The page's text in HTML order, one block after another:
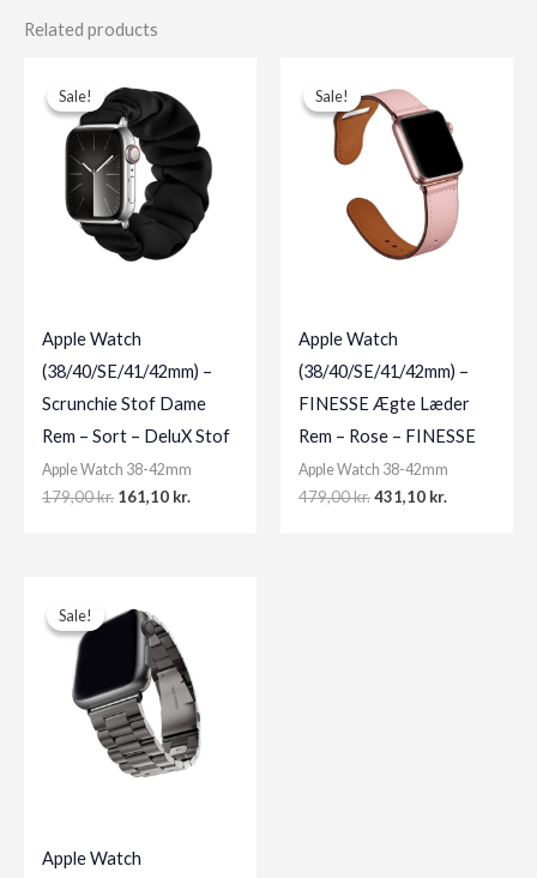
Related products
Sale!
Sale!
Apple Watch
(38/40/SE/41/42mm) –
Scrunchie Stof Dame
Rem – Sort – DeluX Stof
Apple Watch 38-42mm
179,00kr. Original
161,10 kr.
Sale!
Sale!
Apple Watch
(38/40/SE/41/42mm) –
FINESSE Ægte Læder
Rem – Rose – FINESSE
Apple Watch 38-42mm
479,00kr.Original
431,10 kr.
Sale!
Sale!
Apple Watch